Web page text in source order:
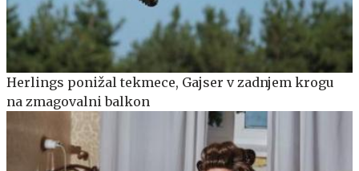
Herlings ponižal tekmece, Gajser v zadnjem krogu
na zmagovalni balkon